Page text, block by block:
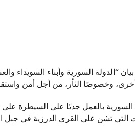
“الدولة السورية وأبناء السويداء
أخرى، وخصوصًا الثأر، من أجل أمن
السورية بالعمل جديًا على السيطرة
التي تشن على القرى الدرزية في جبل